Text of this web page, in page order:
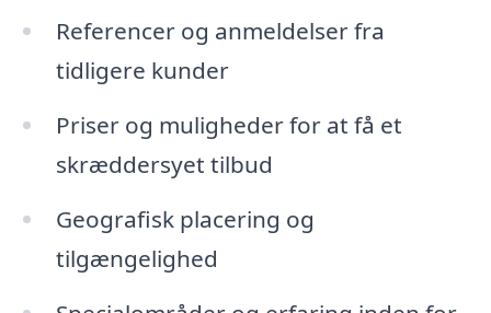
Referencer og anmeldelser fra
tidligere kunder
Priser og muligheder for at få et
skræddersyet tilbud
Geografisk placering og
tilgængelighed